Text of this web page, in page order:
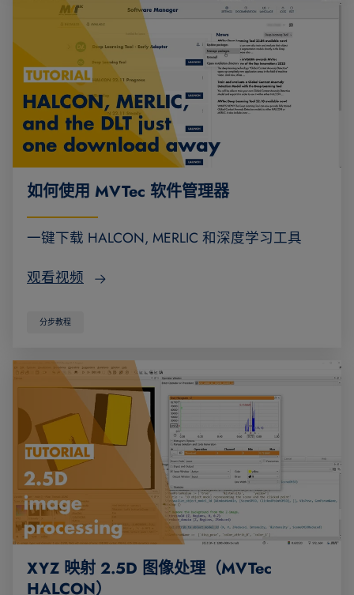
如何使用 MVTec 软件管理器
一键下载 HALCON, MERLIC 和深度学习工具
观看视频
分步教程
XYZ 映射 2.5D 图像处理（MVTec
HALCON）